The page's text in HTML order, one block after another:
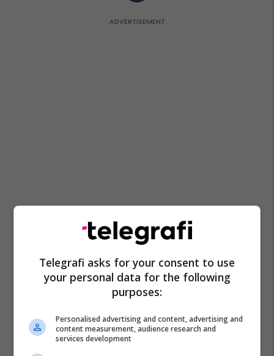
Telegrafi asks for your consent to use
your personal data for the following
purposes:
Personalised advertising and content, advertising and
content measurement, audience research and
services development